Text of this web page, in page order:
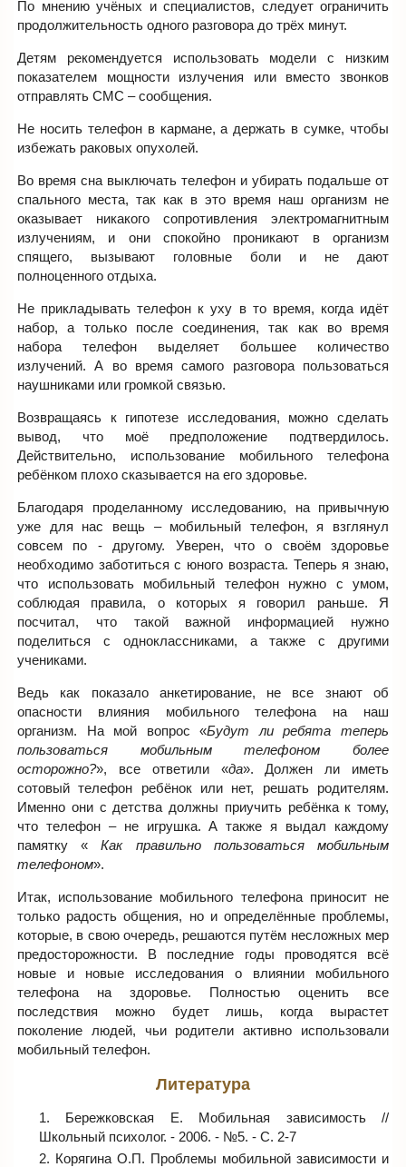
По мнению учёных и специалистов, следует ограничить
продолжительность одного разговора до трёх минут.
Детям рекомендуется использовать модели с низким
показателем мощности излучения или вместо звонков
отправлять СМС – сообщения.
Не носить телефон в кармане, а держать в сумке, чтобы
избежать раковых опухолей.
Во время сна выключать телефон и убирать подальше от
спального места, так как в это время наш организм не
оказывает никакого сопротивления электромагнитным
излучениям, и они спокойно проникают в организм
спящего, вызывают головные боли и не дают
полноценного отдыха.
Не прикладывать телефон к уху в то время, когда идёт
набор, а только после соединения, так как во время
набора телефон выделяет большее количество
излучений. А во время самого разговора пользоваться
наушниками или громкой связью.
Возвращаясь к гипотезе исследования, можно сделать
вывод, что моё предположение подтвердилось.
Действительно, использование мобильного телефона
ребёнком плохо сказывается на его здоровье.
Благодаря проделанному исследованию, на привычную
уже для нас вещь – мобильный телефон, я взглянул
совсем по - другому. Уверен, что о своём здоровье
необходимо заботиться с юного возраста. Теперь я знаю,
что использовать мобильный телефон нужно с умом,
соблюдая правила, о которых я говорил раньше. Я
посчитал, что такой важной информацией нужно
поделиться с одноклассниками, а также с другими
учениками.
Ведь как показало анкетирование, не все знают об
опасности влияния мобильного телефона на наш
организм. На мой вопрос «Будут ли ребята теперь
пользоваться мобильным телефоном более
осторожно?», все ответили «да». Должен ли иметь
сотовый телефон ребёнок или нет, решать родителям.
Именно они с детства должны приучить ребёнка к тому,
что телефон – не игрушка. А также я выдал каждому
памятку « Как правильно пользоваться мобильным
телефоном».
Итак, использование мобильного телефона приносит не
только радость общения, но и определённые проблемы,
которые, в свою очередь, решаются путём несложных мер
предосторожности. В последние годы проводятся всё
новые и новые исследования о влиянии мобильного
телефона на здоровье. Полностью оценить все
последствия можно будет лишь, когда вырастет
поколение людей, чьи родители активно использовали
мобильный телефон.
Литература
Бережковская Е. Мобильная зависимость //
Школьный психолог. - 2006. - №5. - С. 2-7
Корягина О.П. Проблемы мобильной зависимости и